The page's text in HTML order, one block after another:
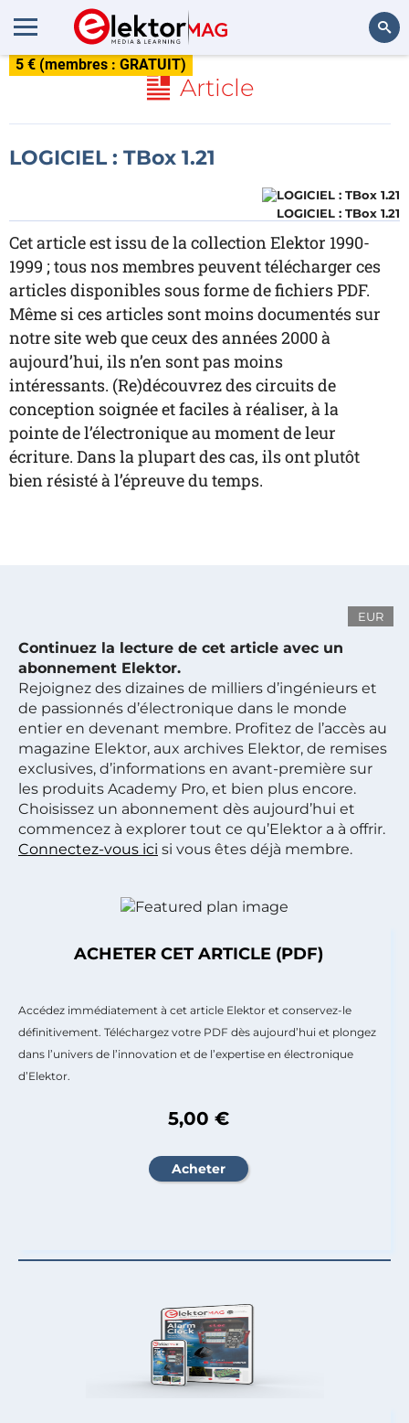
5 € (membres : GRATUIT)
Article
LOGICIEL : TBox 1.21
LOGICIEL : TBox 1.21
Cet article est issu de la collection Elektor 1990-
1999 ; tous nos membres peuvent télécharger ces
articles disponibles sous forme de fichiers PDF.
Même si ces articles sont moins documentés sur
notre site web que ceux des années 2000 à
aujourd’hui, ils n’en sont pas moins
intéressants. (Re)découvrez des circuits de
conception soignée et faciles à réaliser, à la
pointe de l’électronique au moment de leur
écriture. Dans la plupart des cas, ils ont plutôt
bien résisté à l’épreuve du temps.
EUR
Continuez la lecture de cet article avec un
abonnement Elektor.
Rejoignez des dizaines de milliers d’ingénieurs et
de passionnés d’électronique dans le monde
entier en devenant membre. Profitez de l’accès au
magazine Elektor, aux archives Elektor, de remises
exclusives, d’informations en avant-première sur
les produits Academy Pro, et bien plus encore.
Choisissez un abonnement dès aujourd’hui et
commencez à explorer tout ce qu’Elektor a à offrir.
Connectez-vous ici si vous êtes déjà membre.
ACHETER CET ARTICLE (PDF)
Accédez immédiatement à cet article Elektor et conservez-le
définitivement. Téléchargez votre PDF dès aujourd’hui et plongez
dans l’univers de l’innovation et de l’expertise en électronique
d’Elektor.
5,00 €